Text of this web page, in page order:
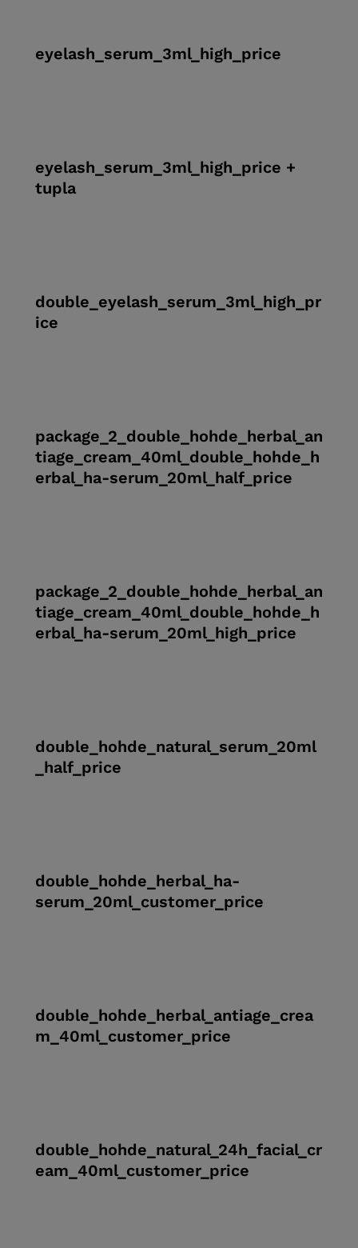
eyelash_serum_3ml_high_price
eyelash_serum_3ml_high_price +
tupla
double_eyelash_serum_3ml_high_pr
ice
package_2_double_hohde_herbal_an
tiage_cream_40ml_double_hohde_h
erbal_ha-serum_20ml_half_price
package_2_double_hohde_herbal_an
tiage_cream_40ml_double_hohde_h
erbal_ha-serum_20ml_high_price
double_hohde_natural_serum_20ml
_half_price
double_hohde_herbal_ha-
serum_20ml_customer_price
double_hohde_herbal_antiage_crea
m_40ml_customer_price
double_hohde_natural_24h_facial_cr
eam_40ml_customer_price